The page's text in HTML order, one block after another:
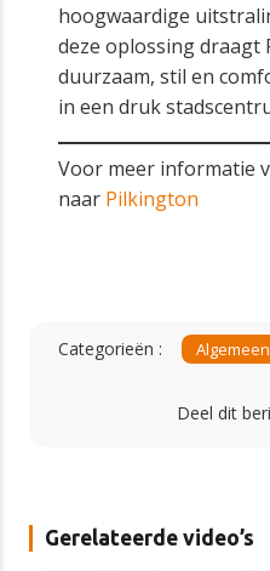
hoogwaardige
deze oplossing draagt
duurzaam, stil en
in een druk
Voor meer informatie
naar Pilkington
Categorieën : Algemeen
Deel dit
Gerelateerde video’s